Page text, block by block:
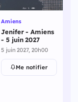
Amiens
Jenifer - Amiens
- 5 juin 2027
5 juin 2027, 20h00
Me notifier